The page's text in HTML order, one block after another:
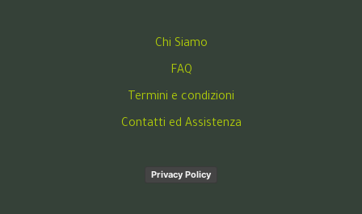
Chi Siamo
FAQ
Termini e condizioni
Contatti ed Assistenza
Privacy Policy